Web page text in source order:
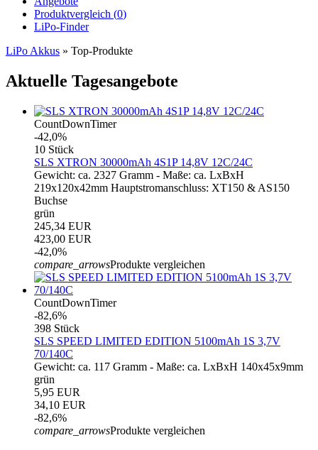
Produktvergleich (0)
LiPo-Finder
LiPo Akkus » Top-Produkte
Aktuelle Tagesangebote
CountDownTimer
-42,0%
10 Stück
SLS XTRON 30000mAh 4S1P 14,8V 12C/24C
Gewicht: ca. 2327 Gramm - Maße: ca. LxBxH
219x120x42mm Hauptstromanschluss: XT150 & AS150
Buchse
grün
245,34 EUR
423,00 EUR
-42,0%
compare_arrowsProdukte vergleichen
CountDownTimer
-82,6%
398 Stück
SLS SPEED LIMITED EDITION 5100mAh 1S 3,7V
70/140C
Gewicht: ca. 117 Gramm - Maße: ca. LxBxH 140x45x9mm
grün
5,95 EUR
34,10 EUR
-82,6%
compare_arrowsProdukte vergleichen